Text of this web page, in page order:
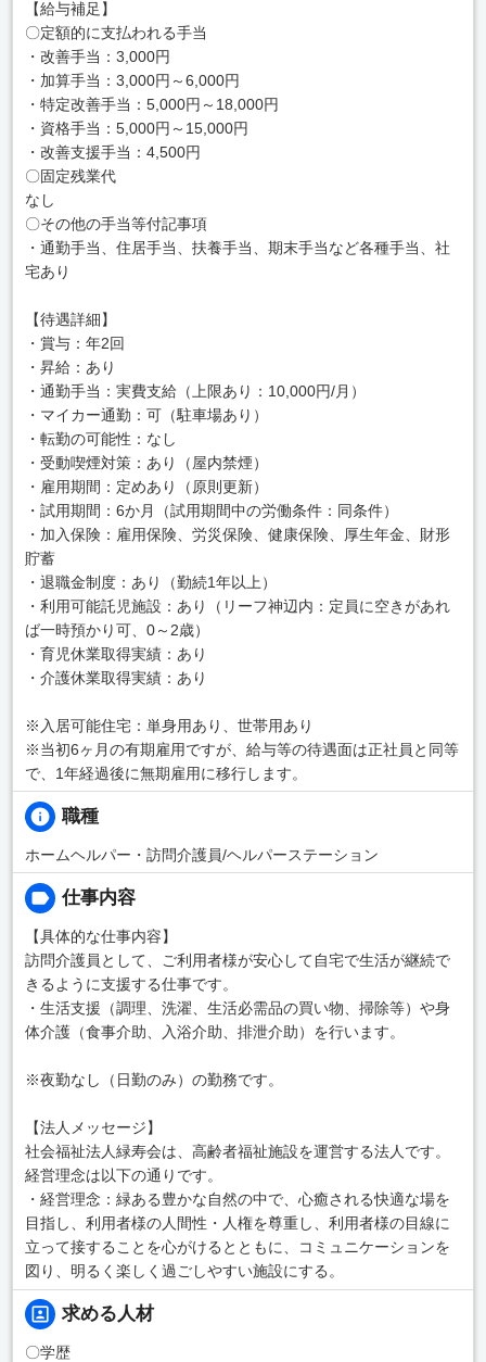
【給与補足】
〇定額的に支払われる手当
・改善手当：3,000円
・加算手当：3,000円～6,000円
・特定改善手当：5,000円～18,000円
・資格手当：5,000円～15,000円
・改善支援手当：4,500円
〇固定残業代
なし
〇その他の手当等付記事項
・通勤手当、住居手当、扶養手当、期末手当など各種手当、社
宅あり
【待遇詳細】
・賞与：年2回
・昇給：あり
・通勤手当：実費支給（上限あり：10,000円/月）
・マイカー通勤：可（駐車場あり）
・転勤の可能性：なし
・受動喫煙対策：あり（屋内禁煙）
・雇用期間：定めあり（原則更新）
・試用期間：6か月（試用期間中の労働条件：同条件）
・加入保険：雇用保険、労災保険、健康保険、厚生年金、財形
貯蓄
・退職金制度：あり（勤続1年以上）
・利用可能託児施設：あり（リーフ神辺内：定員に空きがあれ
ば一時預かり可、0～2歳）
・育児休業取得実績：あり
・介護休業取得実績：あり
※入居可能住宅：単身用あり、世帯用あり
※当初6ヶ月の有期雇用ですが、給与等の待遇面は正社員と同等
で、1年経過後に無期雇用に移行します。
職種
ホームヘルパー・訪問介護員/ヘルパーステーション
仕事内容
【具体的な仕事内容】
訪問介護員として、ご利用者様が安心して自宅で生活が継続で
きるように支援する仕事です。
・生活支援（調理、洗濯、生活必需品の買い物、掃除等）や身
体介護（食事介助、入浴介助、排泄介助）を行います。
※夜勤なし（日勤のみ）の勤務です。
【法人メッセージ】
社会福祉法人緑寿会は、高齢者福祉施設を運営する法人です。
経営理念は以下の通りです。
・経営理念：緑ある豊かな自然の中で、心癒される快適な場を
目指し、利用者様の人間性・人権を尊重し、利用者様の目線に
立って接することを心がけるとともに、コミュニケーションを
図り、明るく楽しく過ごしやすい施設にする。
求める人材
〇学歴